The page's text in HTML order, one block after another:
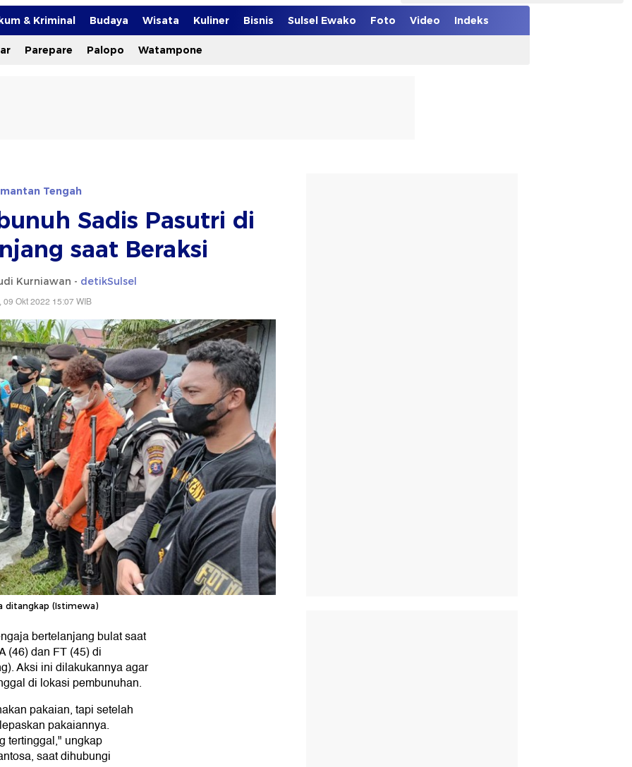
& Kriminal Budaya Wisata Kuliner Bisnis Sulsel Ewako Foto Video Indeks
Parepare Palopo Watampone
Tengah
Sadis Pasutri di
saat Beraksi
Kurniawan - detikSulsel
09 Okt 2022 15:07 WIB
ditangkap (Istimewa)
bertelanjang bulat saat
(46) dan FT (45) di
Aksi ini dilakukannya agar
di lokasi pembunuhan.
pakaian, tapi setelah
pakaiannya.
tertinggal," ungkap
saat dihubungi